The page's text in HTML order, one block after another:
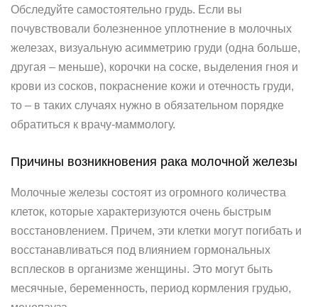
Обследуйте самостоятельно грудь. Если вы
почувствовали болезненное уплотнение в молочных
железах, визуальную асимметрию груди (одна больше,
другая – меньше), корочки на соске, выделения гноя и
крови из сосков, покраснение кожи и отечность груди,
то – в таких случаях нужно в обязательном порядке
обратиться к врачу-маммологу.
Причины возникновения рака молочной железы
Молочные железы состоят из огромного количества
клеток, которые характеризуются очень быстрым
восстановлением. Причем, эти клетки могут погибать и
восстанавливаться под влиянием гормональных
всплесков в организме женщины. Это могут быть
месячные, беременность, период кормления грудью,